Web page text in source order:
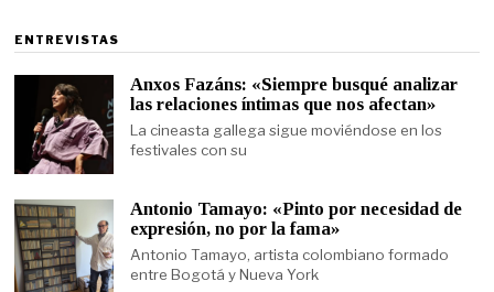
ENTREVISTAS
Anxos Fazáns: «Siempre busqué analizar
las relaciones íntimas que nos afectan»
La cineasta gallega sigue moviéndose en los
festivales con su
Antonio Tamayo: «Pinto por necesidad de
expresión, no por la fama»
Antonio Tamayo, artista colombiano formado
entre Bogotá y Nueva York